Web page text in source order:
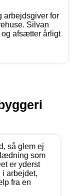
arbejdsgiver for
Silvan
og afsætter årligt
så glem ej
som
er yderst
i arbejdet,
fra en